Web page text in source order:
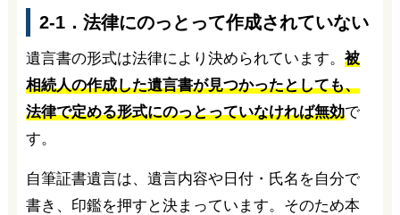
2-1．法律にのっとって作成されていない
遺言書の形式は法律により決められています。 被
相続人の作成した遺言書が見つかったとしても、
法律で定める形式にのっとっていなければ無効で
す。
自筆証書遺言は、遺言内容や日付・氏名を自分で
書き、印鑑を押すと決まっています。そのため本